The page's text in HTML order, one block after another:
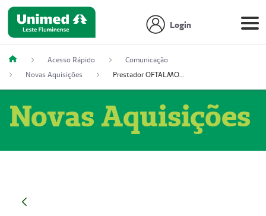
Login
Acesso Rápido
Comunicação
Novas Aquisições
Prestador OFTALMOCLÍNICA SÃO GONÇALO (55004164-2)
Novas Aquisições